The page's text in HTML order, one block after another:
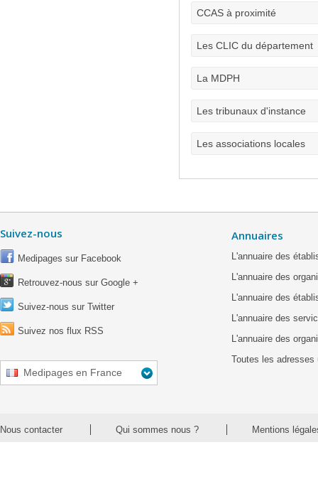
CCAS à proximité
Les CLIC du département
La MDPH
Les tribunaux d'instance
Les associations locales
Suivez-nous
Medipages sur Facebook
Retrouvez-nous sur Google +
Suivez-nous sur Twitter
Suivez nos flux RSS
Medipages en France
Annuaires
L'annuaire des
L'annuaire des
L'annuaire des
L'annuaire des
L'annuaire des
Toutes les adresses
Nous contacter Qui sommes nous ? Mentions